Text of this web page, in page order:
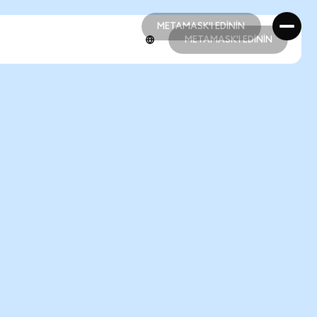
METAMASK'I EDİNİN
METAMASK'I EDİNİN
METAMASK'I EDİNİN